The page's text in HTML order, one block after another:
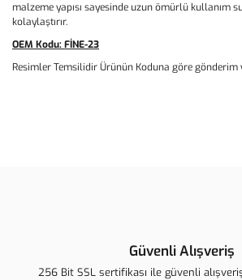
malzeme yapısı sayesinde uzun ömürlü kullanım
kolaylaştırır.
OEM Kodu:FİNE-23
Resimler Temsilidir Ürünün Koduna göre gönderim
Ürün açıklamasında eksik bilgiler bulunuyor.
Güvenli Alışveriş
256 Bit SSL sertifikası ile güvenli